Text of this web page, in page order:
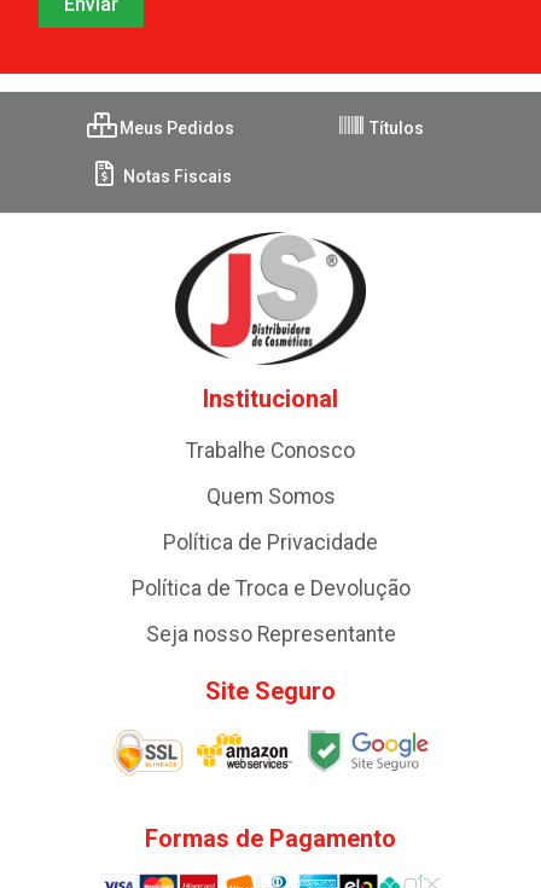
Meus Pedidos Títulos
Notas Fiscais
Institucional
Trabalhe Conosco
Quem Somos
Política de Privacidade
Política de Troca e Devolução
Seja nosso Representante
Site Seguro
Formas de Pagamento